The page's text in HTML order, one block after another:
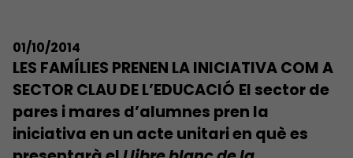
01/10/2014
LES FAMÍLIES PRENEN LA INICIATIVA COM A
SECTOR CLAU DE L’EDUCACIÓ El sector de
pares i mares d’alumnes pren la
iniciativa en un acte unitari en què es